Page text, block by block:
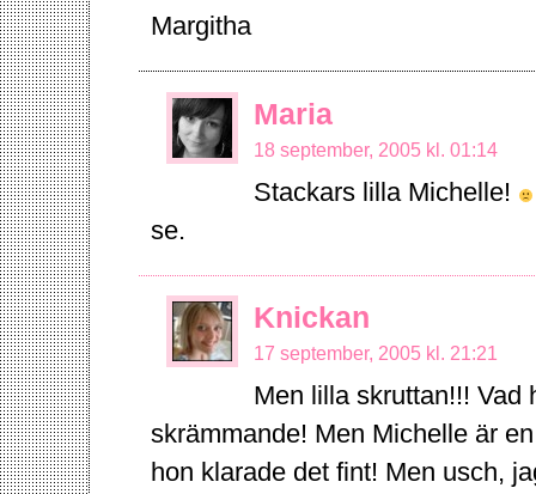
Margitha
Maria
18 september, 2005 kl. 01:14
Stackars lilla Michelle!
se.
Knickan
17 september, 2005 kl. 21:21
Men lilla skruttan!!! Vad
skrämmande! Men Michelle är
hon klarade det fint! Men usch,